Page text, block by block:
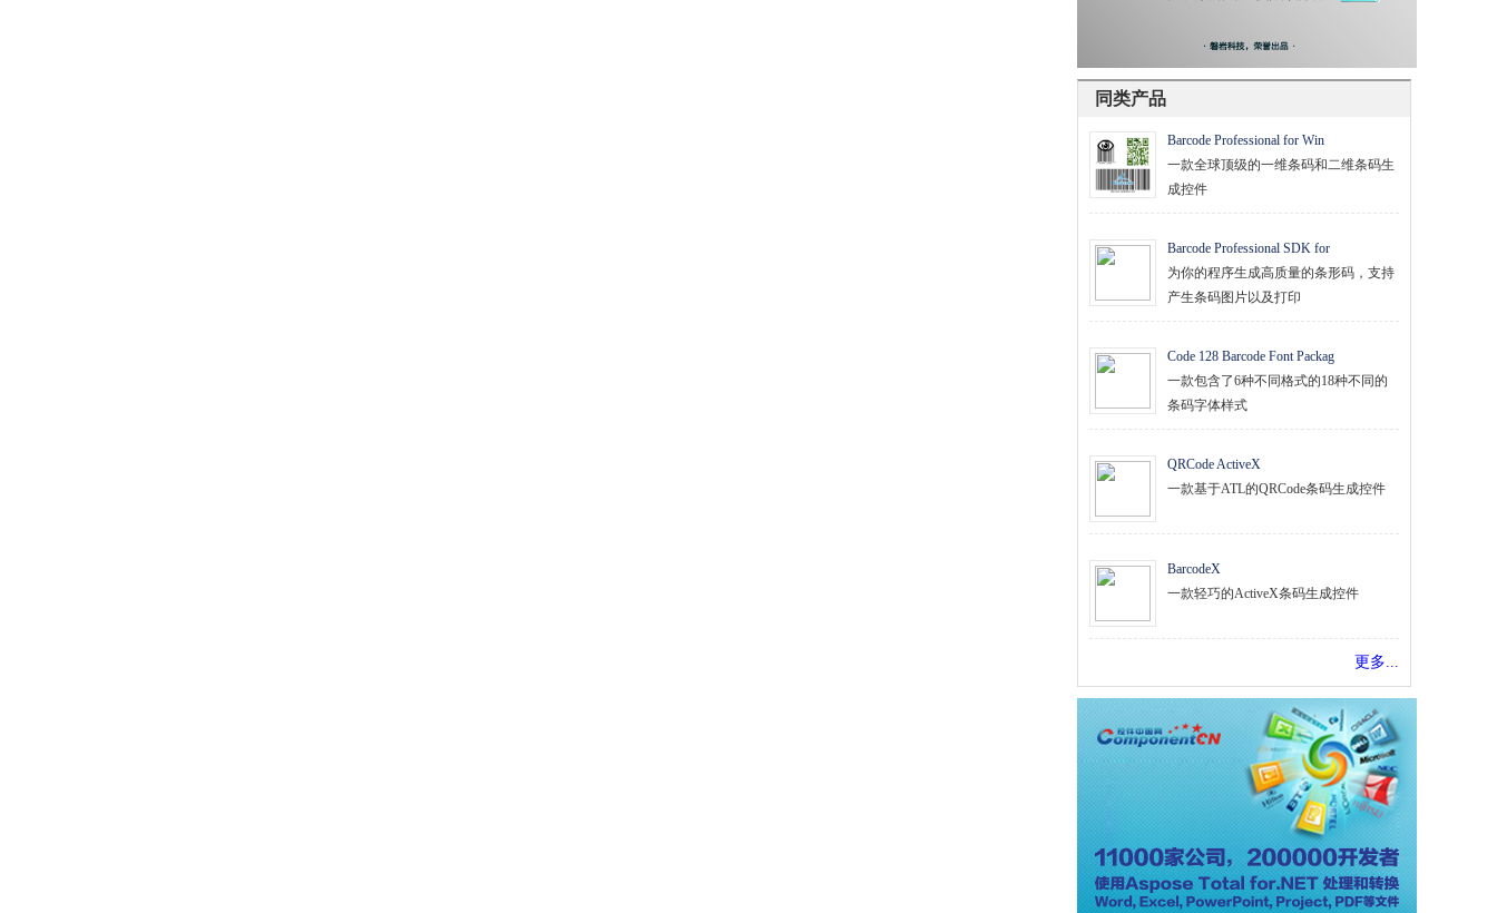
同类产品
Barcode Professional for Win
一款全球顶级的一维条码和二维条码生
成控件
Barcode Professional SDK for
为你的程序生成高质量的条形码，支持
产生条码图片以及打印
Code 128 Barcode Font Packag
一款包含了6种不同格式的18种不同的
条码字体样式
QRCode ActiveX
一款基于ATL的QRCode条码生成控件
BarcodeX
一款轻巧的ActiveX条码生成控件
更多...